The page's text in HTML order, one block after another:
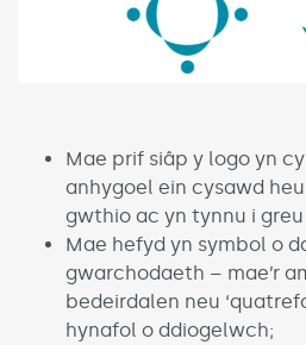
Mae prif siâp y logo yn
anhygoel ein cysawd
gwthio ac yn tynnu i
Mae hefyd yn symbol o
gwarchodaeth – mae’r
bedeirdalen neu
hynafol o ddiogelwch;